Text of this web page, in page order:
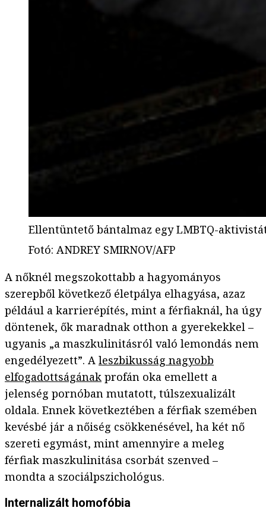
Ellentüntető bántalmaz egy LMBTQ-
Fotó: ANDREY SMIRNOV/AFP
A nőknél megszokottabb a hagyományos
szerepből következő életpálya elhagyása, azaz
például a karrierépítés, mint a férfiaknál, ha úgy
döntenek, ők maradnak otthon a gyerekekkel –
ugyanis „a maszkulinitásról való lemondás nem
engedélyezett”. A leszbikusság nagyobb
elfogadottságának profán oka emellett a
jelenség pornóban mutatott, túlszexualizált
oldala. Ennek következtében a férfiak szemében
kevésbé jár a nőiség csökkenésével, ha két nő
szereti egymást, mint amennyire a meleg
férfiak maszkulinitása csorbát szenved –
mondta a szociálpszichológus.
Internalizált homofóbia